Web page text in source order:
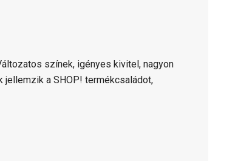
színek, igényes kivitel, nagyon
a SHOP! termékcsaládot,